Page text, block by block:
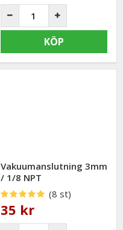
KÖP
Vakuumanslutning 3mm
/ 1/8 NPT
(8 st)
35 kr